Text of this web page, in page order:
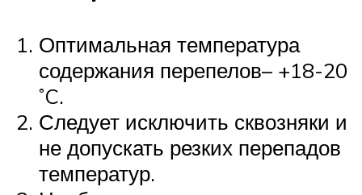
Оптимальная температура
содержания перепелов– +18-20
˚C.
Следует исключить сквозняки и
не допускать резких перепадов
температур.